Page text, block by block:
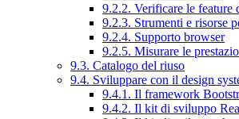
9.2.2. Verificare le feature
9.2.3. Strumenti e risorse
9.2.4. Supporto browser
9.2.5. Misurare le
9.3. Catalogo del riuso
9.4. Sviluppare con il design
9.4.1. Il framework
9.4.2. Il kit di sviluppo